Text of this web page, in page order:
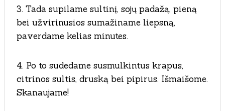
3. Tada supilame sultinį, sojų padažą, pieną
bei užvirinusios sumažiname liepsną,
paverdame kelias minutes.
4. Po to sudedame susmulkintus krapus,
citrinos sultis, druską bei pipirus. Išmaišome.
Skanaujame!